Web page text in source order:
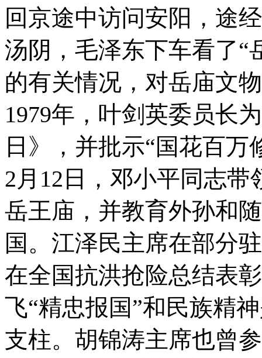
回京途中访问安阳，途
汤阴，毛泽东下车看了“
的有关情况，对岳庙文
1979年，叶剑英委员长
日》，并批示“国花百万
2月12日，邓小平同志
岳王庙，并教育外孙和
国。江泽民主席在部分
在全国抗洪抢险总结表
飞“精忠报国”和民族精
支柱。胡锦涛主席也曾